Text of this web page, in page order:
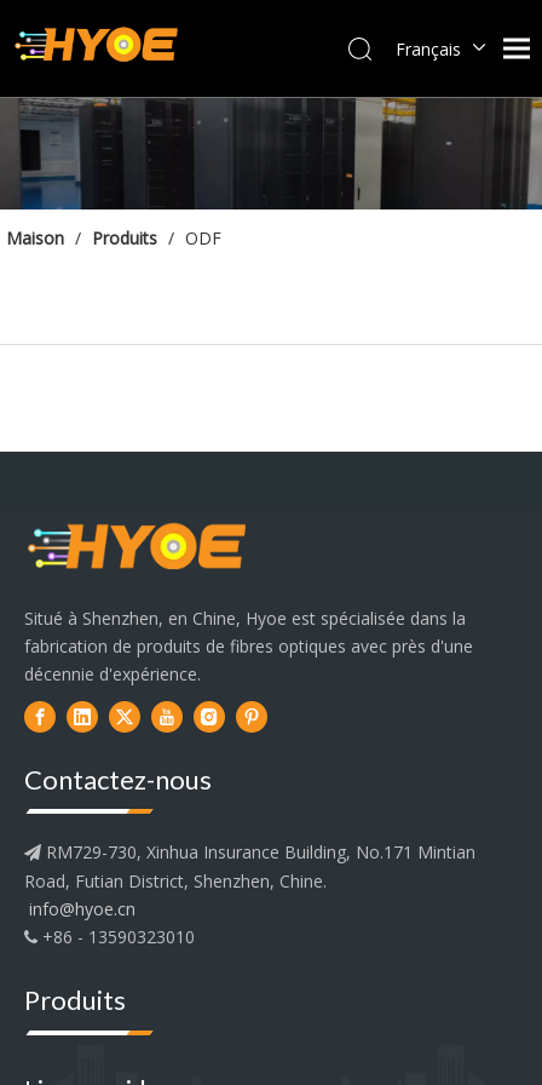
Français
Español
Português
Maison / Produits / ODF
Situé à Shenzhen, en Chine, Hyoe est spécialisée dans la
fabrication de produits de fibres optiques avec près d'une
décennie d'expérience.
Contactez-nous
 RM729-730, Xinhua Insurance Building, No.171 Mintian
Road, Futian District, Shenzhen, Chine.
info@hyoe.cn
 +86 - 13590323010
Produits